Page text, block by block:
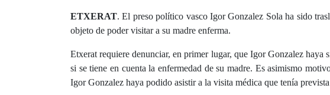
ETXERAT. El preso político vasco Igor Gonzalez Sola ha sido
objeto de poder visitar a su madre enferma.
Etxerat requiere denunciar, en primer lugar, que Igor Gonzalez
si se tiene en cuenta la enfermedad de su madre. Es asimismo
Igor Gonzalez haya podido asistir a la visita médica que tenía